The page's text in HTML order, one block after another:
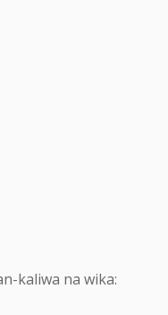
kaliwa na wika: